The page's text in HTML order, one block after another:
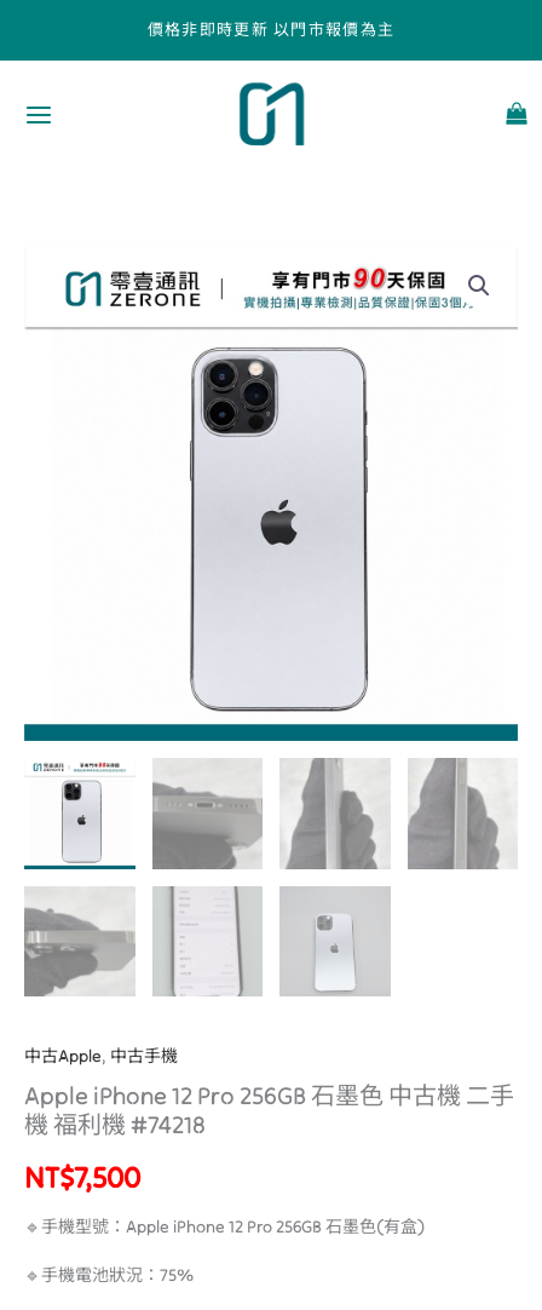
價格非即時更新 以門市報價為主
中古Apple, 中古手機
Apple iPhone 12 Pro 256GB 石墨色 中古機 二手
機 福利機 #74218
NT$7,500
🔹手機型號：Apple iPhone 12 Pro 256GB 石墨色(有盒)
🔹手機電池狀況：75%
12
機
#74218
量